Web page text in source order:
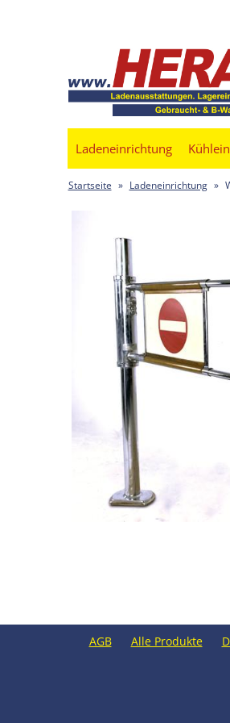
Ladeneinrichtung
Startseite » Ladeneinrichtung »
AGB Alle Produkte